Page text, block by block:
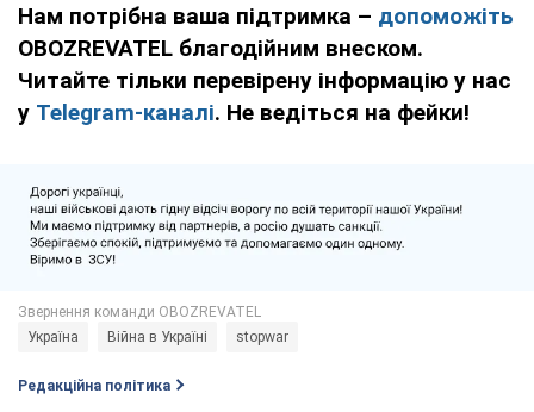
Нам потрібна ваша підтримка – допоможіть
OBOZREVATEL благодійним внеском.
Читайте тільки перевірену інформацію у нас
у Telegram-каналі. Не ведіться на фейки!
Україна Війна в Україні stopwar
Редакційна політика